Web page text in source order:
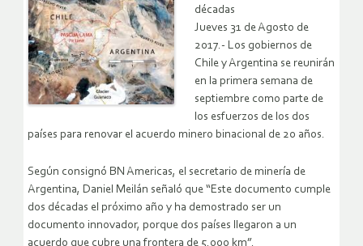
décadas
Jueves 31 de Agosto de
2017.- Los gobiernos de
Chile y Argentina se reunirán
en la primera semana de
septiembre como parte de
los esfuerzos de los dos
países para renovar el acuerdo minero binacional de 20 años.
Según consignó BN Americas, el secretario de minería de
Argentina, Daniel Meilán señaló que “Este documento cumple
dos décadas el próximo año y ha demostrado ser un
documento innovador, porque dos países llegaron a un
acuerdo que cubre una frontera de 5.000 km”.